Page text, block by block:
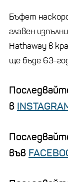
Бъфет
главен
Hathaway в
ще бъде 63-
в
във